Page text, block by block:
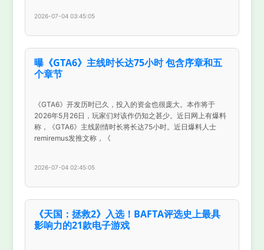
2026-07-04 03:45:05
曝《GTA6》主线时长达75小时 包含序章和五
个章节
《GTA6》开发历时已久，投入的资金也很庞大。本作将于
2026年5月26日，玩家们对该作仍知之甚少。近日网上有爆料
称，《GTA6》主线剧情时长将长达75小时。近日爆料人士
remiremus发推文称，《
2026-07-04 02:45:05
《天国：拯救2》入选！BAFTA评选史上最具
影响力的21款电子游戏